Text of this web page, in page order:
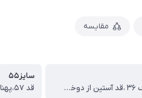
مقایسه
قد ۵۱،پهنا از یکطرف ۳۶ ،قد آستین از دوخت۵۰،قد شلوار 73 سانت
سایز۵۵